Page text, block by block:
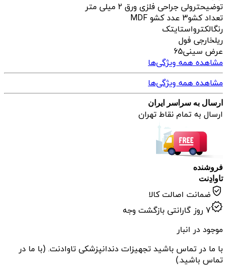
توضیحترولی جراحی فلزی ورق 2 میلی متر
تعداد کشو3 عدد کشو MDF
رنگالکترواستایتک
ریلخارجی فول
عرض سینی65
مشاهده همه ویژگی‌ها
مشاهده همه ویژگی‌ها
ارسال به سراسر ایران
ارسال به تمام نقاط تهران
فروشنده
تاوادِنت
ضمانت اصالت کالا
7 روز گارانتی بازگشت وجه
موجود در انبار
با ما در تماس باشید تجهیزات دندانپزشکی تاوادنت. (با ما در
تماس باشید.)